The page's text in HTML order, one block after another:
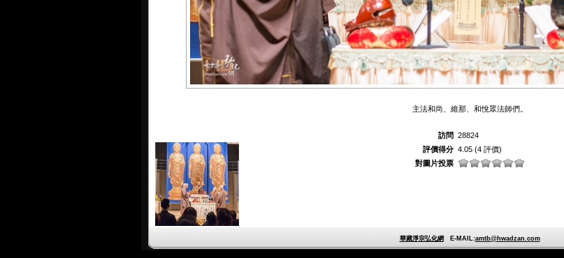
主法和尚、維那、和悅眾法師們。
訪問 28824
評價得分 4.05 (4 評價)
對圖片投票
華藏淨宗弘化網E-MAIL:amtb@hwadzan.com